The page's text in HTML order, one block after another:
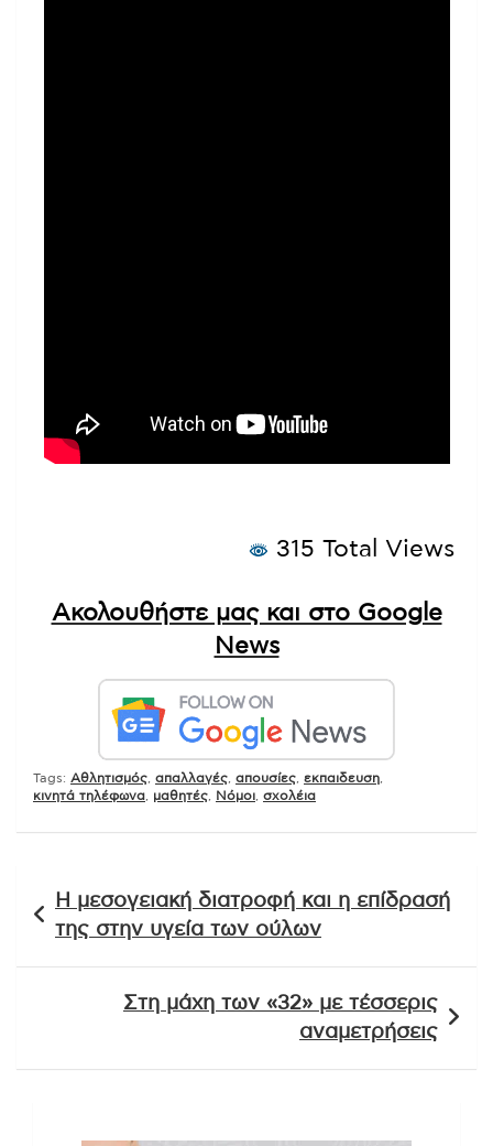
315 Total Views
Ακολουθήστε μας και στο Google
News
Tags: Αθλητισμός απαλλαγές απουσίες εκπαιδευση
κινητά τηλέφωνα
μαθητές Νόμοι σχολέια
άρθρων
Η μεσογειακή διατροφή και η επίδρασή
της στην υγεία των ούλων
Στη μάχη των «32» με τέσσερις
αναμετρήσεις